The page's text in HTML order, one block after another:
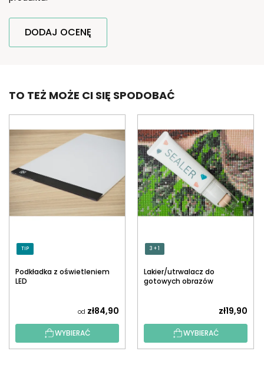
DODAJ OCENĘ
TO TEŻ MOŻE CI SIĘ SPODOBAĆ
TIP
Podkładka z oświetleniem
LED
od zł84,90
WYBIERAĆ
3 + 1
Lakier/utrwalacz do
gotowych obrazów
zł19,90
WYBIERAĆ